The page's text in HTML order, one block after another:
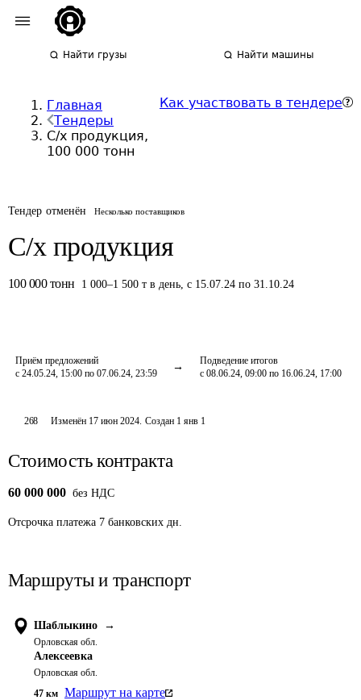
Найти грузы Найти машины
Главная
Тендеры
С/х продукция,
100 000 тонн
Как участвовать в тендере
Тендер отменён Несколько поставщиков
С/х продукция
100 000 тонн 1 000–1 500 т в день, с 15.07.24 по 31.10.24
Приём предложений
с 24.05.24, 15:00 по 07.06.24, 23:59
Подведение итогов
с 08.06.24, 09:00 по 16.06.24, 17:00
268 Изменён 17 июн 2024. Создан 1 янв 1
Стоимость контракта
60 000 000 без НДС
Отсрочка платежа 7 банковских дн.
Маршруты и транспорт
Шаблыкино →
Орловская обл.
Алексеевка
Орловская обл.
47 км Маршрут на карте